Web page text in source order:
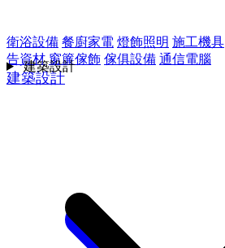
衛浴設備 餐廚家電 燈飾照明 施工機具
告資材 窗簾傢飾 傢俱設備 通信電腦
建築設計
建築設計